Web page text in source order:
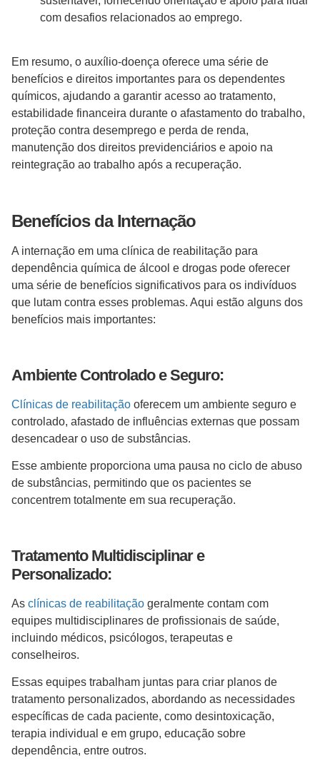
com desafios relacionados ao emprego.
Em resumo, o auxílio-doença oferece uma série de
benefícios e direitos importantes para os dependentes
químicos, ajudando a garantir acesso ao tratamento,
estabilidade financeira durante o afastamento do trabalho,
proteção contra desemprego e perda de renda,
manutenção dos direitos previdenciários e apoio na
reintegração ao trabalho após a recuperação.
Benefícios da Internação
A internação em uma clínica de reabilitação para
dependência química de álcool e drogas pode oferecer
uma série de benefícios significativos para os indivíduos
que lutam contra esses problemas. Aqui estão alguns dos
benefícios mais importantes:
Ambiente Controlado e Seguro:
Clínicas de reabilitação oferecem um ambiente seguro e
controlado, afastado de influências externas que possam
desencadear o uso de substâncias.
Esse ambiente proporciona uma pausa no ciclo de abuso
de substâncias, permitindo que os pacientes se
concentrem totalmente em sua recuperação.
Tratamento Multidisciplinar e
Personalizado:
As clínicas de reabilitação geralmente contam com
equipes multidisciplinares de profissionais de saúde,
incluindo médicos, psicólogos, terapeutas e
conselheiros.
Essas equipes trabalham juntas para criar planos de
tratamento personalizados, abordando as necessidades
específicas de cada paciente, como desintoxicação,
terapia individual e em grupo, educação sobre
dependência, entre outros.